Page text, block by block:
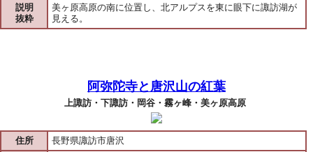
説明
抜粋
美ヶ原高原の南に位置し、北アルプスを東に眼下に諏訪湖が
見える。
阿弥陀寺と唐沢山の紅葉
上諏訪・下諏訪・岡谷・霧ヶ峰・美ヶ原高原
住所
長野県諏訪市唐沢